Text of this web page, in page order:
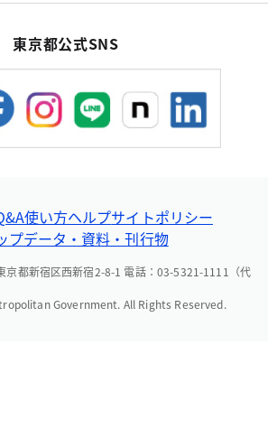
東京都公式SNS
使い方ヘルプサイトポリシー
プデータ・資料・刊行物
京都新宿区西新宿2-8-1 電話：03-5321-1111（代
Government. All Rights Reserved.